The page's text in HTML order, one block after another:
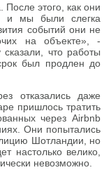
этого, как они
и мы были слегка
событий они не
на объекте», -
что работы
был продлен до
отказались даже
пришлось тратить
через Airbnb
Они попытались
Шотландии, но
настолько велико,
невозможно.